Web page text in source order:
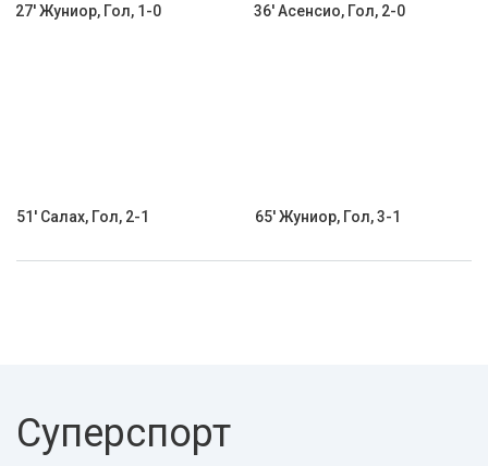
27' Жуниор, Гол, 1-0 36' Асенсио, Гол, 2-0
51' Салах, Гол, 2-1 65' Жуниор, Гол, 3-1
Суперспорт